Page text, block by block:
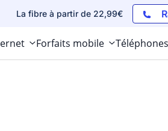
La fibre à partir de 22,99€
Forfaits mobile Téléphones